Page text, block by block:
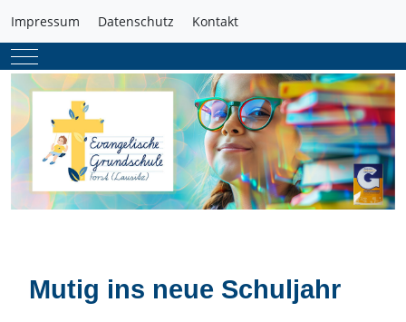
Impressum Datenschutz
Kontakt
Mobile Menu Toggle
Mutig ins neue Schuljahr